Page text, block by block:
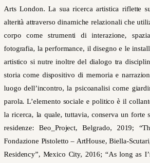
Arts London. La sua ricerca artistica riflette
alterità attraverso dinamiche relazionali che
corpo come strumenti di interazione,
fotografia, la performance, il disegno e le
artistico si nutre inoltre del dialogo tra
storia come dispositivo di memoria e
luogo dell’incontro, la psicoanalisi come
parola. L’elemento sociale e politico è il
la ricerca, la quale, tuttavia, conserva un forte
residenze: Beo_Project, Belgrado, 2019;
Fondazione Pistoletto – ArtHouse, Biella-
Residency”, Mexico City, 2016; “As long as